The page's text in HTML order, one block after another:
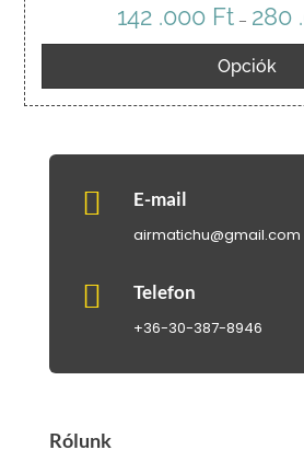
142 .000 Ft – 280
Opciók
 E-mail
airmatichu@gmail.com
 Telefon
+36-30-387-8946
Rólunk